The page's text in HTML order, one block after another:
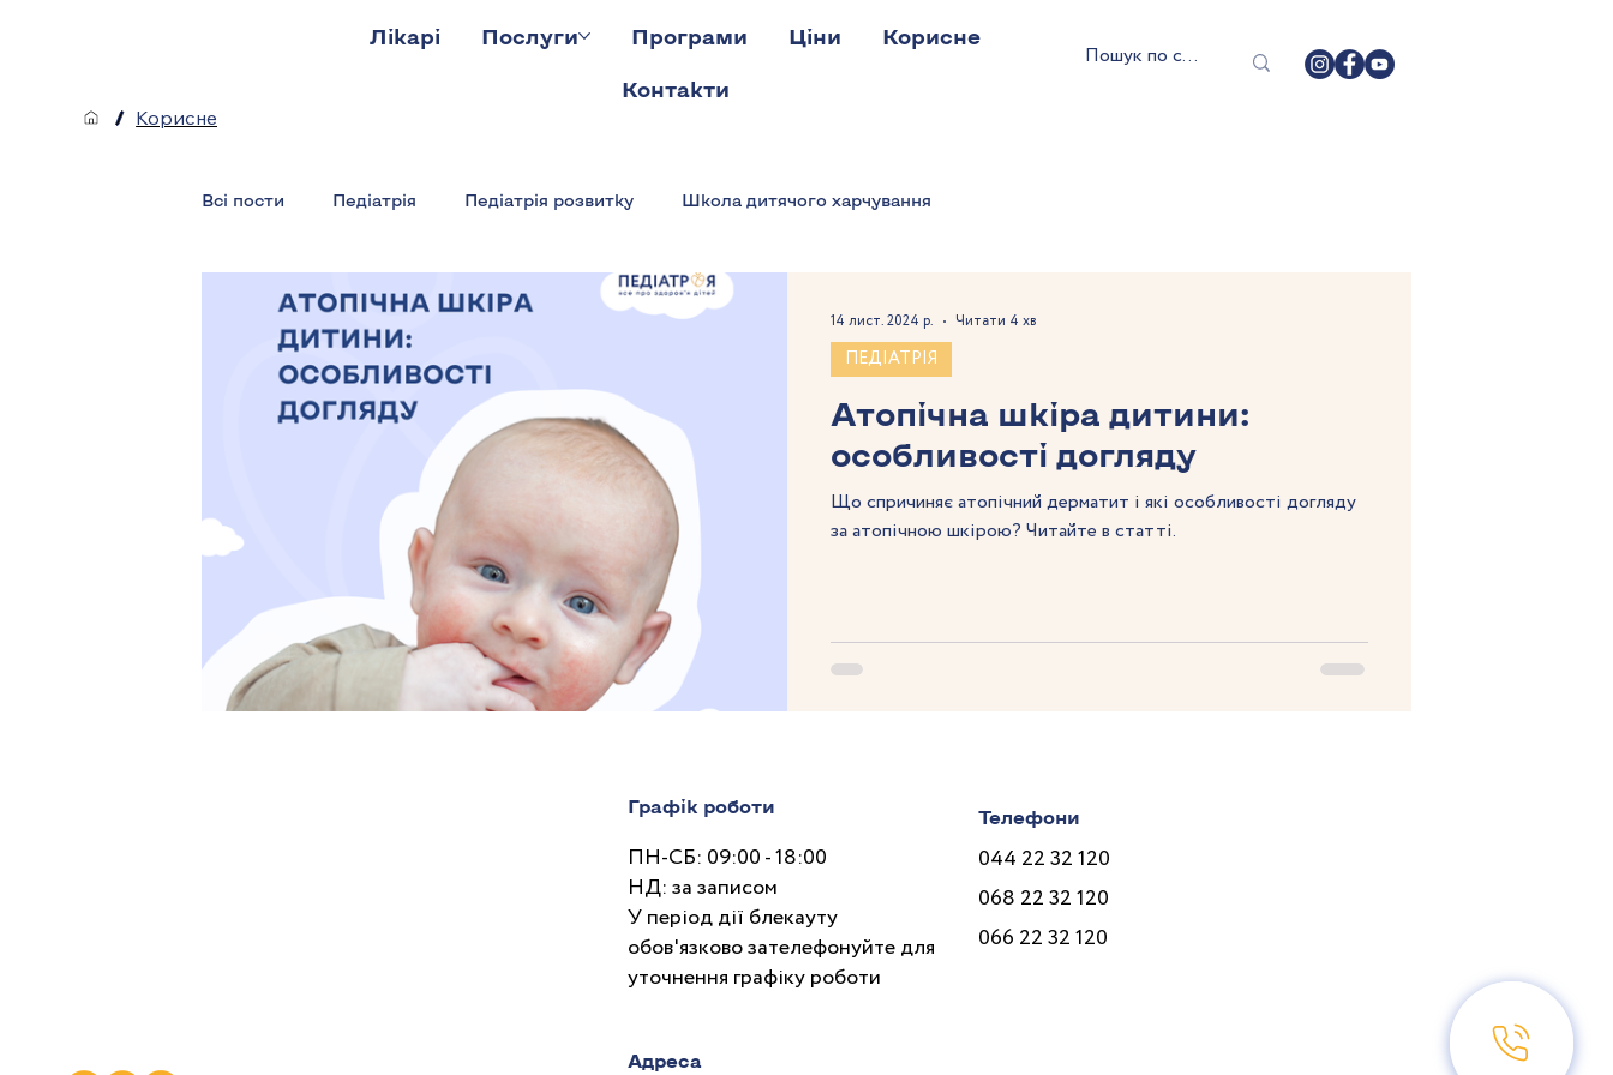
Лікарі Послуги Програми Ціни
Корисне
Контакти
/ Корисне
Всі пости Педіатрія Педіатрія розвитку Школа дитячого харчування
Атопічна шкіра дитини:
особливості догляду
Що спричиняє атопічний дерматит і які особливості догляду
за атопічною шкірою? Читайте в статті.
ПЕДІАТРІЯ
14 лист. 2024 р. Читати 4 хв
Графік роботи
ПН-СБ: 09:00 - 18:00
НД: за записом
У період дії блекауту
обов'язково зателефонуйте для
уточнення графіку роботи
Адреса
Телефони
044 22 32 120
068 22 32 120
066 22 32 120